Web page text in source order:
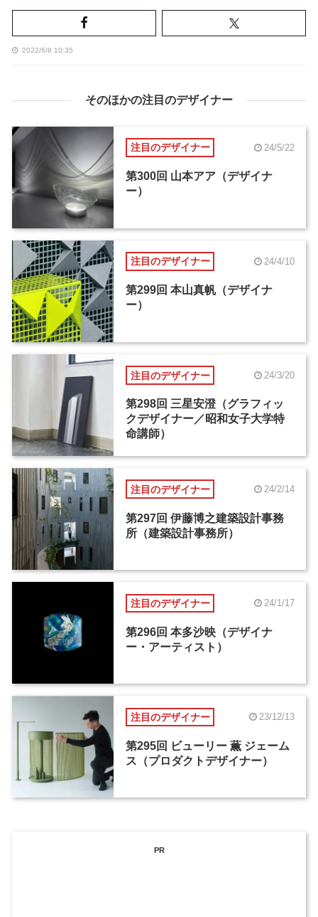
2022/6/8 10:35
そのほかの注目のデザイナー
注目のデザイナー 24/5/22
第300回 山本アア（デザイナ
ー）
注目のデザイナー 24/4/10
第299回 本山真帆（デザイナ
ー）
注目のデザイナー 24/3/20
第298回 三星安澄（グラフィッ
クデザイナー／昭和女子大学特
命講師）
注目のデザイナー 24/2/14
第297回 伊藤博之建築設計事務
所（建築設計事務所）
注目のデザイナー 24/1/17
第296回 本多沙映（デザイナ
ー・アーティスト）
注目のデザイナー 23/12/13
第295回 ビューリー 薫 ジェーム
ス（プロダクトデザイナー）
PR